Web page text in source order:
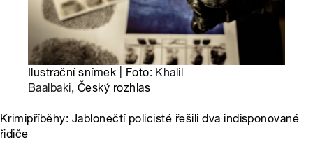
Ilustrační snímek | Foto: Khalil
Baalbaki, Český rozhlas
Krimipříběhy: Jablonečtí policisté řešili dva indisponované
řidiče